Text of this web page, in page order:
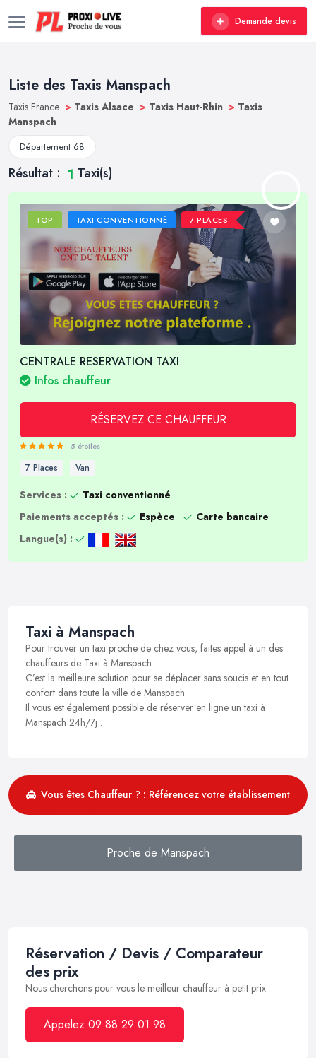
Demande devis
Liste des Taxis Manspach
Taxis France > Taxis Alsace > Taxis Haut-Rhin > Taxis
Manspach
Département 68
Résultat : 1 Taxi(s)
TOP TAXI CONVENTIONNÉ 7 PLACES
CENTRALE RESERVATION TAXI
Infos chauffeur
RÉSERVEZ CE CHAUFFEUR
5 étoiles
7 Places Van
Services :
Taxi conventionné
Paiements acceptés :
Espèce
Carte bancaire
Langue(s) :
Taxi à Manspach
Pour trouver un taxi proche de chez vous, faites appel à un des
chauffeurs de Taxi à Manspach .
C’est la meilleure solution pour se déplacer sans soucis et en tout
confort dans toute la ville de Manspach.
Il vous est également possible de réserver en ligne un taxi à
Manspach 24h/7j .
Vous êtes Chauffeur ? : Référencez votre établissement
Proche de Manspach
Réservation / Devis / Comparateur
des prix
Nous cherchons pour vous le meilleur chauffeur à petit prix
Appelez 09 88 29 01 98